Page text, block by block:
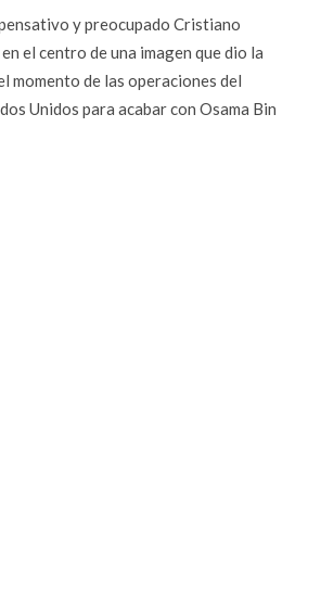
y preocupado Cristiano
el centro de una imagen que dio la
momento de las operaciones del
Unidos para acabar con Osama Bin